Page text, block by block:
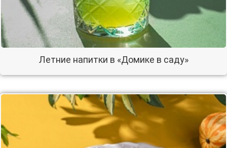
Летние напитки в «Домике в саду»